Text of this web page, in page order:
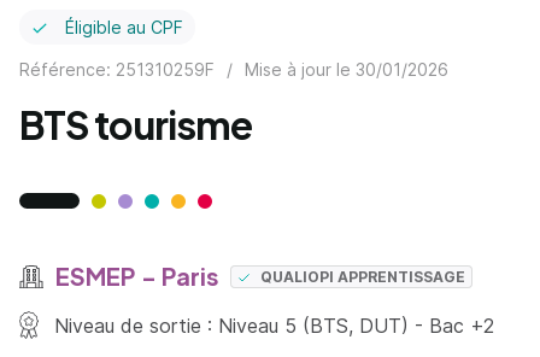
Éligible au CPF
Référence: 251310259F / Mise à jour le 30/01/2026
BTS tourisme
ESMEP - Paris QUALIOPI APPRENTISSAGE
Niveau de sortie : Niveau 5 (BTS, DUT) - Bac +2